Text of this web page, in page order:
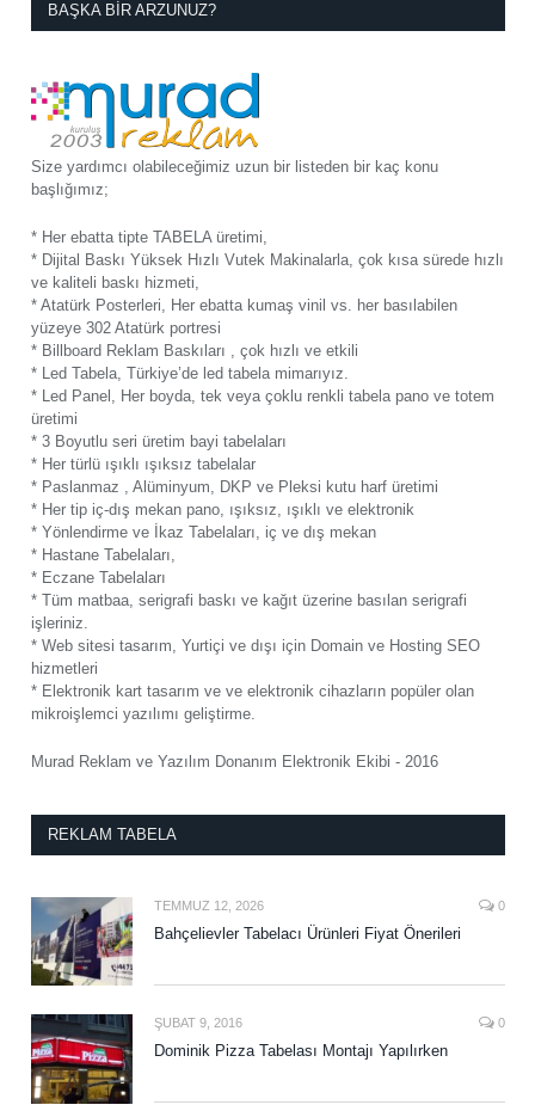
BAŞKA BIR ARZUNUZ?
Size yardımcı olabileceğimiz uzun bir listeden bir kaç konu
başlığımız;
* Her ebatta tipte TABELA üretimi,
* Dijital Baskı Yüksek Hızlı Vutek Makinalarla, çok kısa sürede hızlı
ve kaliteli baskı hizmeti,
* Atatürk Posterleri, Her ebatta kumaş vinil vs. her basılabilen
yüzeye 302 Atatürk portresi
* Billboard Reklam Baskıları , çok hızlı ve etkili
* Led Tabela, Türkiye’de led tabela mimarıyız.
* Led Panel, Her boyda, tek veya çoklu renkli tabela pano ve totem
üretimi
* 3 Boyutlu seri üretim bayi tabelaları
* Her türlü ışıklı ışıksız tabelalar
* Paslanmaz , Alüminyum, DKP ve Pleksi kutu harf üretimi
* Her tip iç-dış mekan pano, ışıksız, ışıklı ve elektronik
* Yönlendirme ve İkaz Tabelaları, iç ve dış mekan
* Hastane Tabelaları,
* Eczane Tabelaları
* Tüm matbaa, serigrafi baskı ve kağıt üzerine basılan serigrafi
işleriniz.
* Web sitesi tasarım, Yurtiçi ve dışı için Domain ve Hosting SEO
hizmetleri
* Elektronik kart tasarım ve ve elektronik cihazların popüler olan
mikroişlemci yazılımı geliştirme.
Murad Reklam ve Yazılım Donanım Elektronik Ekibi - 2016
REKLAM TABELA
TEMMUZ 12, 2026 0
Bahçelievler Tabelacı Ürünleri Fiyat Önerileri
ŞUBAT 9, 2016 0
Dominik Pizza Tabelası Montajı Yapılırken